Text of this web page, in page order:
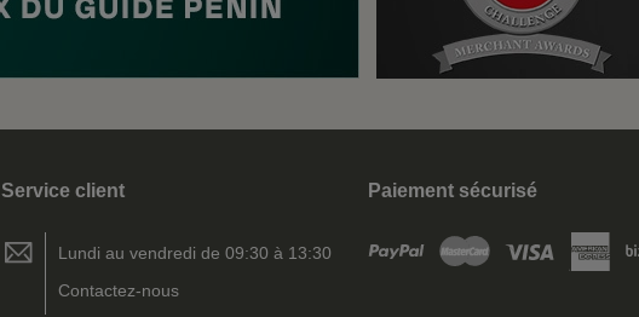
Service client
Lundi au vendredi de 09:30 à 13:30
Contactez-nous
Paiement sécurisé